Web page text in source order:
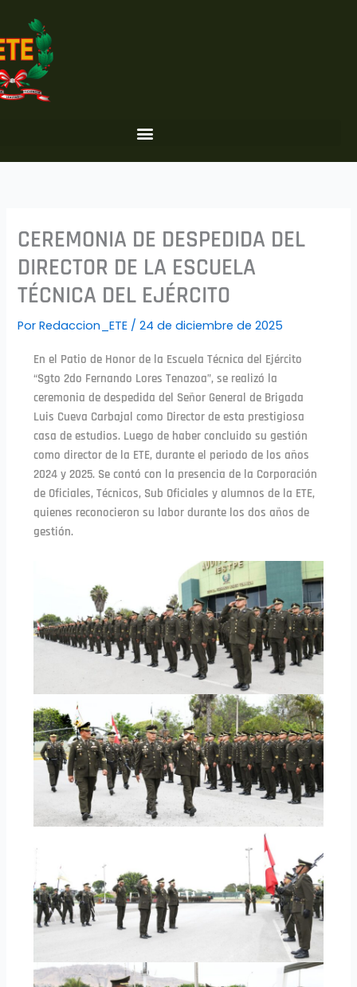
contenido
CEREMONIA DE DESPEDIDA DEL
DIRECTOR DE LA ESCUELA
TÉCNICA DEL EJÉRCITO
PorRedaccion_ETE /24 de diciembre de 2025
En el Patio de Honor de la Escuela Técnica del Ejército
“Sgto 2do Fernando Lores Tenazoa”, se realizó la
ceremonia de despedida del Señor General de Brigada
Luis Cueva Carbajal como Director de esta prestigiosa
casa de estudios. Luego de haber concluido su gestión
como director de la ETE, durante el periodo de los años
2024 y 2025. Se contó con la presencia de la Corporación
de Oficiales, Técnicos, Sub Oficiales y alumnos de la ETE,
quienes reconocieron su labor durante los dos años de
gestión.